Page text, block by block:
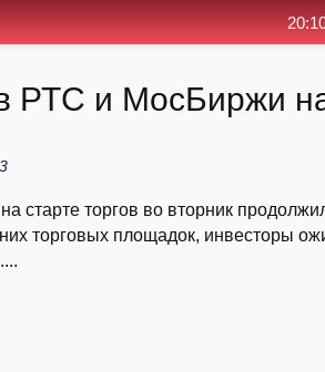
РТС и МосБиржи
старте торгов во вторник
торговых площадок, инвесторы